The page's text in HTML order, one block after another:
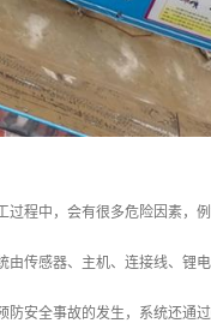
程中，会有很多危险因素，
传感器、主机、连接线、锂
安全事故的发生，系统还通